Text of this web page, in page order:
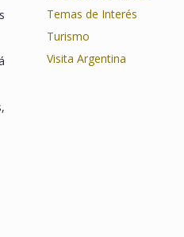
Temas de Interés
Turismo
Visita Argentina